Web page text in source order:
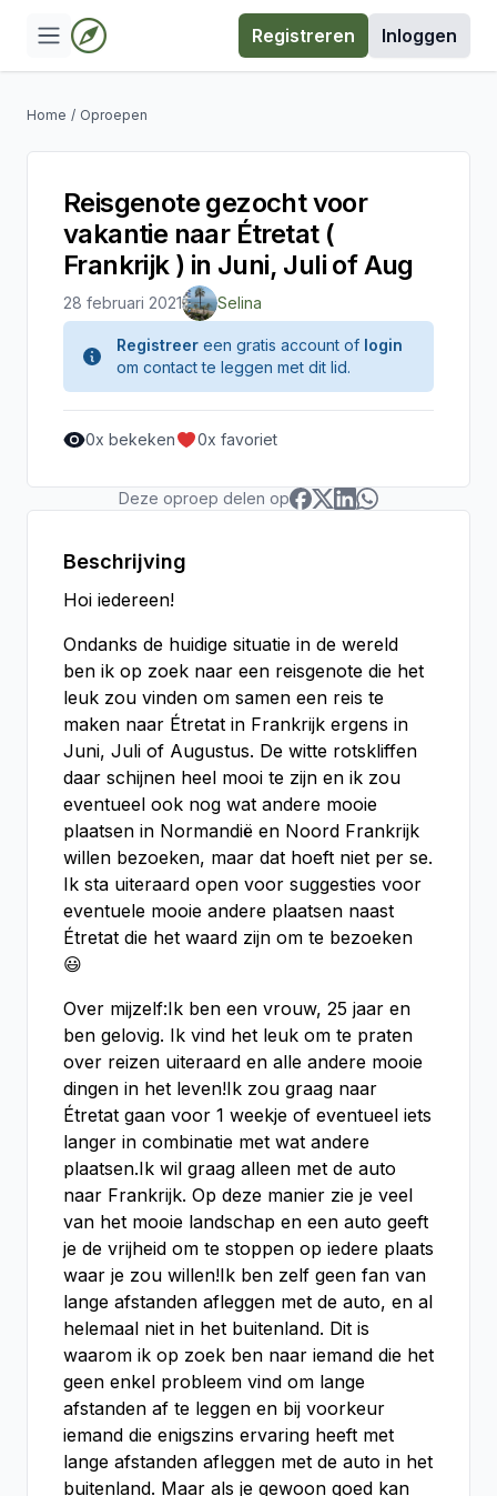
Registreren Inloggen
Home / Oproepen
Reisgenote gezocht voor
vakantie naar Étretat (
Frankrijk ) in Juni, Juli of Aug
28 februari 2021 Selina
Registreer een gratis account of login
om contact te leggen met dit lid.
0x bekeken 0x favoriet
Deze oproep delen op
Beschrijving
Hoi iedereen!
Ondanks de huidige situatie in de wereld
ben ik op zoek naar een reisgenote die het
leuk zou vinden om samen een reis te
maken naar Étretat in Frankrijk ergens in
Juni, Juli of Augustus. De witte rotskliffen
daar schijnen heel mooi te zijn en ik zou
eventueel ook nog wat andere mooie
plaatsen in Normandië en Noord Frankrijk
willen bezoeken, maar dat hoeft niet per se.
Ik sta uiteraard open voor suggesties voor
eventuele mooie andere plaatsen naast
Étretat die het waard zijn om te bezoeken
😃
Over mijzelf:Ik ben een vrouw, 25 jaar en
ben gelovig. Ik vind het leuk om te praten
over reizen uiteraard en alle andere mooie
dingen in het leven!Ik zou graag naar
Étretat gaan voor 1 weekje of eventueel iets
langer in combinatie met wat andere
plaatsen.Ik wil graag alleen met de auto
naar Frankrijk. Op deze manier zie je veel
van het mooie landschap en een auto geeft
je de vrijheid om te stoppen op iedere plaats
waar je zou willen!Ik ben zelf geen fan van
lange afstanden afleggen met de auto, en al
helemaal niet in het buitenland. Dit is
waarom ik op zoek ben naar iemand die het
geen enkel probleem vind om lange
afstanden af te leggen en bij voorkeur
iemand die enigszins ervaring heeft met
lange afstanden afleggen met de auto in het
buitenland. Maar als je gewoon goed kan